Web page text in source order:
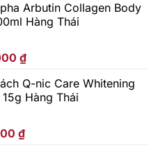
Arbutin Collagen Body
Hàng Thái
₫.
₫Giá
tại
là:
Q-nic Care Whitening
Hàng Thái
₫Giá